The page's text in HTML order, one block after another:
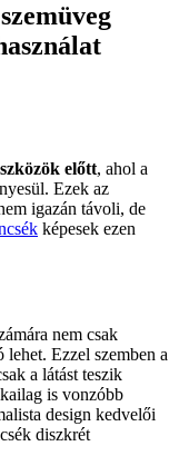
előtt, ahol a
Ezek az
igazán távoli, de
képesek ezen
nem csak
Ezzel szemben a
a látást teszik
is vonzóbb
design kedvelői
diszkrét